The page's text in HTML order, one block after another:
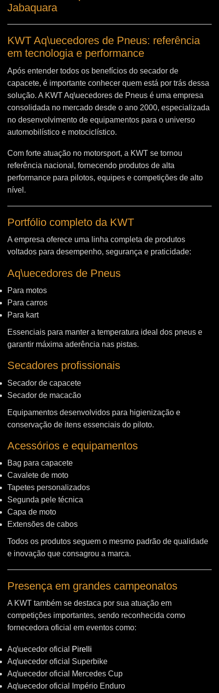
Jabaquara
KWT Aq\uecedores de Pneus: referência
em tecnologia e performance
Após entender todos os benefícios do secador de
capacete, é importante conhecer quem está por trás dessa
solução. A KWT Aq\uecedores de Pneus é uma empresa
consolidada no mercado desde o ano 2000, especializada
no desenvolvimento de equipamentos para o universo
automobilístico e motociclístico.
Com forte atuação no motorsport, a KWT se tornou
referência nacional, fornecendo produtos de alta
performance para pilotos, equipes e competições de alto
nível.
Portfólio completo da KWT
A empresa oferece uma linha completa de produtos
voltados para desempenho, segurança e praticidade:
Aq\uecedores de Pneus
Para motos
Para carros
Para kart
Essenciais para manter a temperatura ideal dos pneus e
garantir máxima aderência nas pistas.
Secadores profissionais
Secador de capacete
Secador de macacão
Equipamentos desenvolvidos para higienização e
conservação de itens essenciais do piloto.
Acessórios e equipamentos
Bag para capacete
Cavalete de moto
Tapetes personalizados
Segunda pele técnica
Capa de moto
Extensões de cabos
Todos os produtos seguem o mesmo padrão de qualidade
e inovação que consagrou a marca.
Presença em grandes campeonatos
A KWT também se destaca por sua atuação em
competições importantes, sendo reconhecida como
fornecedora oficial em eventos como:
Aq\uecedor oficial
Pirelli
Aq\uecedor oficial Superbike
Aq\uecedor oficial Mercedes Cup
Aq\uecedor oficial Império Enduro